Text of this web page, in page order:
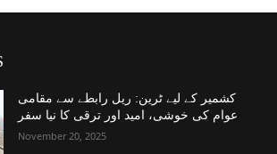
کشمیر کے لیے ٹرین: ریل رابطے سے مقامی
عوام کی خوشی، امید اور ترقی کا نیا سفر
November 20, 2025